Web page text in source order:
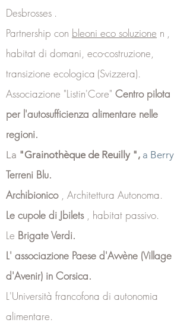
Desbrosses .
Partnership con bleoni eco soluzione n ,
habitat di domani, eco-costruzione,
transizione ecologica (Svizzera).
Associazione "Listin'Core" Centro pilota
per l'autosufficienza alimentare nelle
regioni.
La "Grainothèque de Reuilly", a Berry
Terreni Blu.
Archibionico, Architettura Autonoma.
Le cupole di Jbilets, habitat passivo.
Le Brigate Verdi.
L' associazione Paese d'Avvène (Village
d'Avenir) in Corsica.
L'Università francofona di autonomia
alimentare.